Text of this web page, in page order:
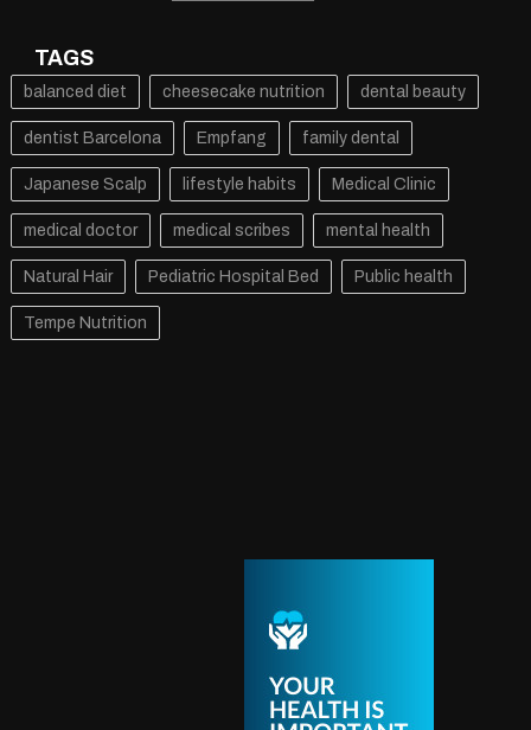
TAGS
balanced diet cheesecake nutrition dental beauty
dentist Barcelona Empfang family dental
Japanese Scalp lifestyle habits Medical Clinic
medical doctor medical scribes mental health
Natural Hair Pediatric Hospital Bed Public health
Tempe Nutrition